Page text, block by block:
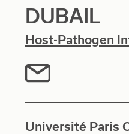
DUBAIL
Host-Pathogen
Université Paris